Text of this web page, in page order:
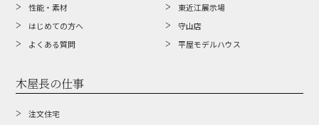
性能・素材
はじめての方へ
よくある質問
東近江展示場
守山店
平屋モデルハウス
木屋長の仕事
注文住宅